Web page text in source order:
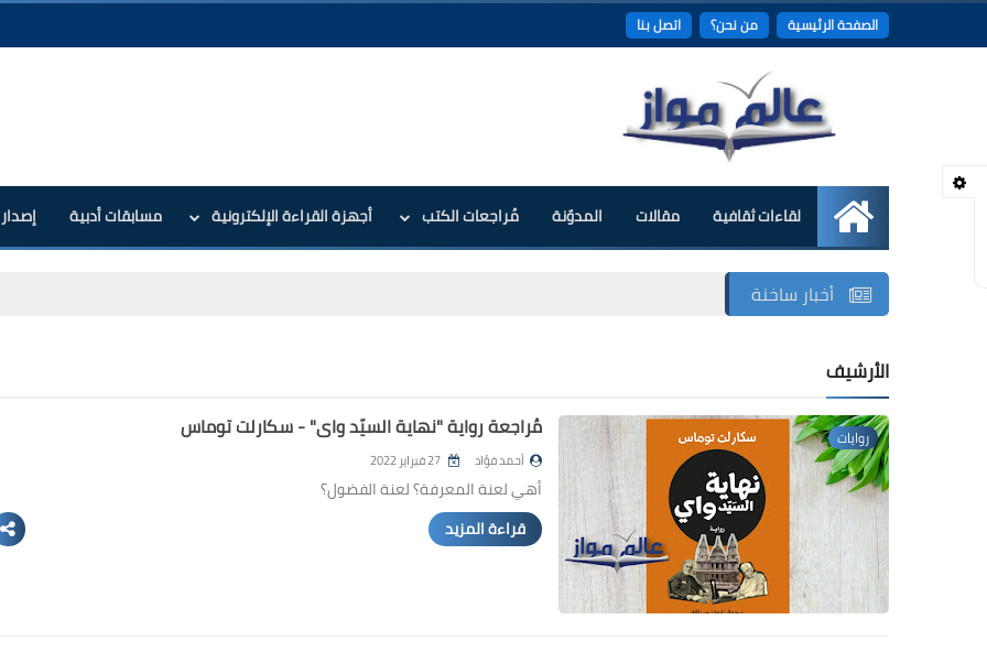
الصفحة الرئيسية من نحن؟ اتصل بنا
الرئيسية
لقاءات ثقافية مقالات المدوّنة مُراجعات الكتب أجهزة القراءة الإلكترونية مسابقات أدبية
أخبار ساخنة
الأرشيف
روايات مُراجعة رواية "نهاية السيّد واي" - سكارلت توماس
أحمد فؤاد 27 فبراير 2022
أهي لعنة المعرفة؟ لعنة الفضول؟
قراءة المزيد